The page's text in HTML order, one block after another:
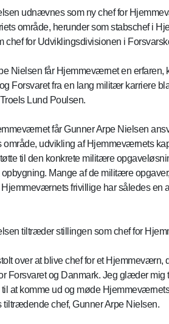
udnævnes som ny chef for
område, herunder som stabschef i
chef for Udviklingsdivisionen i
Nielsen får Hjemmeværnet en
Forsvaret fra en lang militær karriere
Lund Poulsen.
får Gunner Arpe Nielsen
udvikling af Hjemmeværnets
til den konkrete militære
Mange af de militære
frivillige har således en
tiltræder stillingen som chef for
over at blive chef for et
Forsvaret og Danmark. Jeg glæder
at komme ud og møde
chef, Gunner Arpe Nielsen.